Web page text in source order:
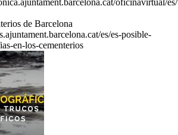
oficinavirtual/
de Barcelona
es/es-posible-
en-los-cementerios